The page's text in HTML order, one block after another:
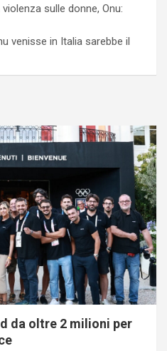
sulle donne, Onu:
venisse in Italia sarebbe il
da oltre 2 milioni per